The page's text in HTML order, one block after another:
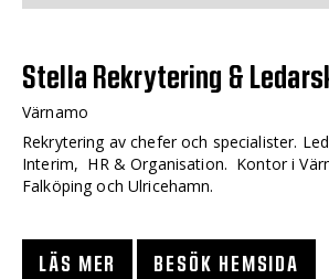
Stella Rekrytering &
Värnamo
Rekrytering av chefer och specialister.
Interim, HR & Organisation. Kontor i
Falköping och Ulricehamn.
LÄS MER BESÖK HEMSIDA